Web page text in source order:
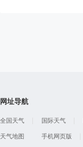
网址导航
全国天气 国际天气
天气地图 手机网页版